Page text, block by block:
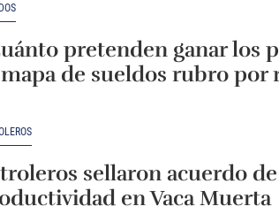
pretenden ganar los
de sueldos rubro por
sellaron acuerdo de
en Vaca Muerta